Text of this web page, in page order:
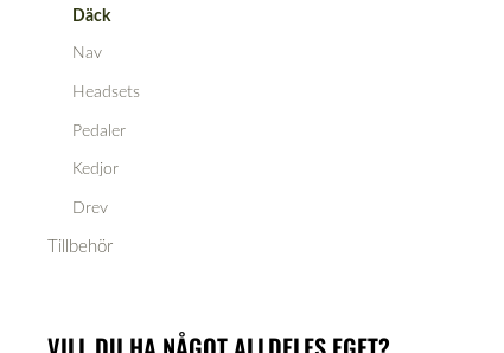
Däck
Nav
Headsets
Pedaler
Kedjor
Drev
Tillbehör